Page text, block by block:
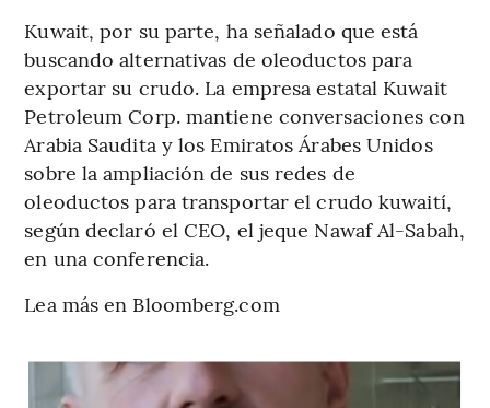
Kuwait, por su parte, ha señalado que está
buscando alternativas de oleoductos para
exportar su crudo. La empresa estatal Kuwait
Petroleum Corp. mantiene conversaciones con
Arabia Saudita y los Emiratos Árabes Unidos
sobre la ampliación de sus redes de
oleoductos para transportar el crudo kuwaití,
según declaró el CEO, el jeque Nawaf Al-Sabah,
en una conferencia.
Lea más en Bloomberg.com